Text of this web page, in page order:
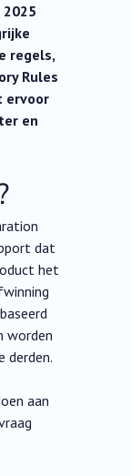
regels,
Rules
ervoor
en
dat
het
worden
derden.
aan